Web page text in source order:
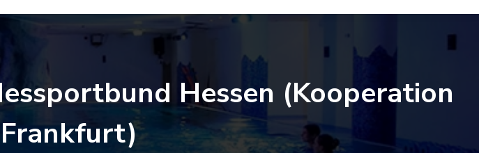
Hessen (Kooperation